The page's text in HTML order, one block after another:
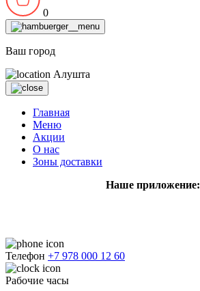
0
Ваш город
Алушта
Главная
Меню
Акции
О нас
Зоны доставки
Наше приложение:
Телефон +7 978 000 12 60
Рабочие часы